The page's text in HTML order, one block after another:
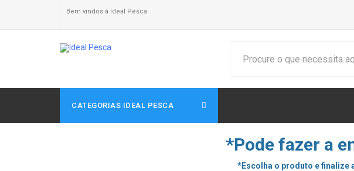
Bem vindos à Ideal Pesca
CATEGORIAS IDEAL PESCA
*Pode fazer a
*Escolha o produto e finalize